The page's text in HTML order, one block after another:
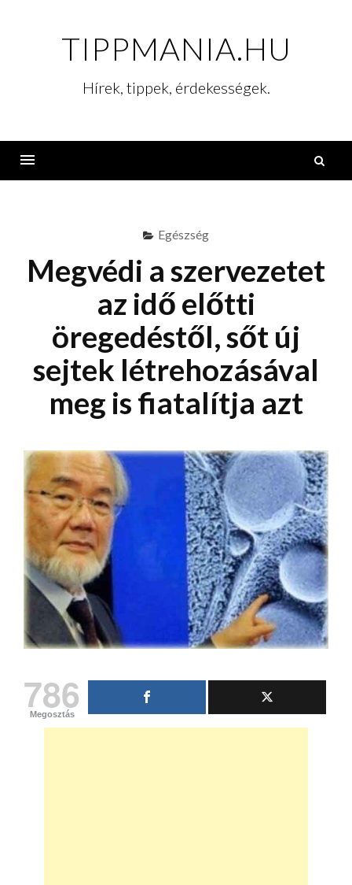
TIPPMANIA.HU
Hírek, tippek, érdekességek.
Egészség
Megvédi a szervezetet
az idő előtti
öregedéstől, sőt új
sejtek létrehozásával
meg is fiatalítja azt
786
Megosztás